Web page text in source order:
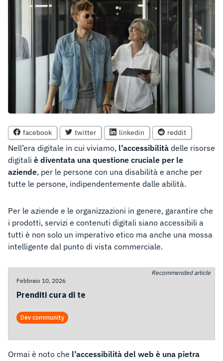
facebook twitter linkedin reddit
Nell’era digitale in cui viviamo, l’accessibilità delle risorse
digitali è diventata una questione cruciale per le
aziende, per le persone con una disabilità e anche per
tutte le persone, indipendentemente dalle abilità.
Per le aziende e le organizzazioni in genere, garantire che
i prodotti, servizi e contenuti digitali siano accessibili a
tutti è non solo un imperativo etico ma anche una mossa
intelligente dal punto di vista commerciale.
Recommended article
Febbraio 10, 2026
Prenditi cura di te
Dev community
Ormai è noto che l’accessibilità del web è una pietra